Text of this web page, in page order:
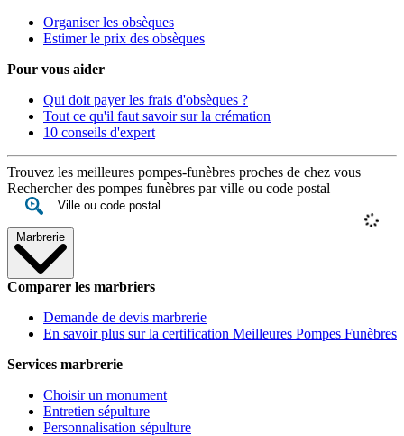
Organiser les obsèques
Estimer le prix des obsèques
Pour vous aider
Qui doit payer les frais d'obsèques ?
Tout ce qu'il faut savoir sur la crémation
10 conseils d'expert
Trouvez les meilleures pompes-funèbres proches de chez vous
Rechercher des pompes funèbres par ville ou code postal
Marbrerie
Comparer les marbriers
Demande de devis marbrerie
En savoir plus sur la certification Meilleures Pompes Funèbres
Services marbrerie
Choisir un monument
Entretien sépulture
Personnalisation sépulture